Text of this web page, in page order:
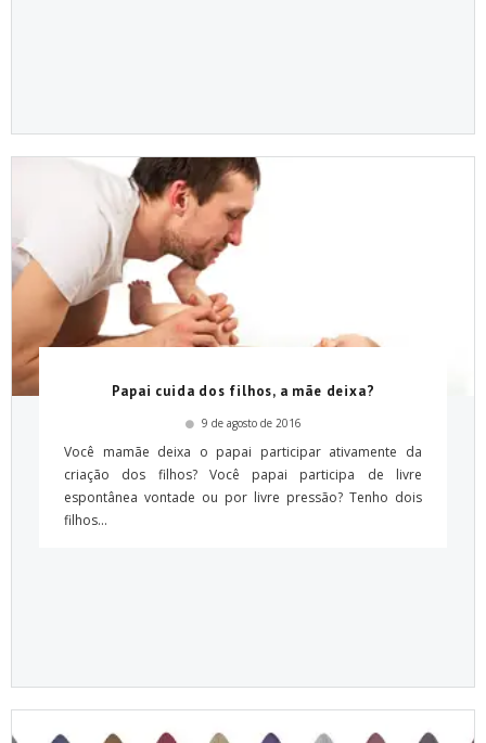
Papai cuida dos filhos, a mãe deixa?
9 de agosto de 2016
Você mamãe deixa o papai participar ativamente da
criação dos filhos? Você papai participa de livre
espontânea vontade ou por livre pressão? Tenho dois
filhos...